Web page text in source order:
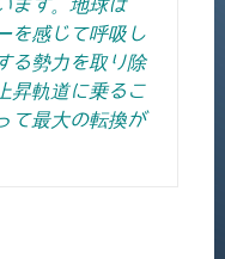
ます。地球は
を感じて呼吸し
る勢力を取り除
昇軌道に乗るこ
て最大の転換が